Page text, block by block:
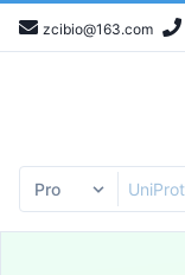
zcibio@163.com